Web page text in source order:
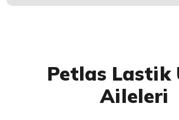
Petlas Lastik
Aileleri